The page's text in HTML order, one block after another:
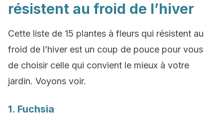
résistent au froid de l’hiver
Cette liste de 15 plantes à fleurs qui résistent au
froid de l’hiver est un coup de pouce pour vous
de choisir celle qui convient le mieux à votre
jardin. Voyons voir.
1. Fuchsia